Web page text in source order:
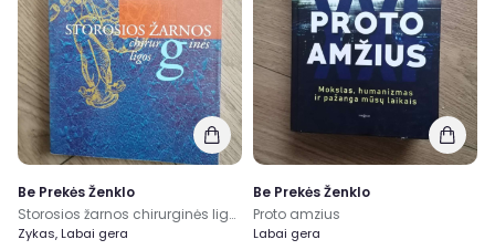
Be Prekės Ženklo
Storosios žarnos chirurginės ligos
Zykas, Labai gera
Be Prekės Ženklo
Proto amzius
Labai gera